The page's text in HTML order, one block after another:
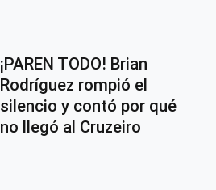
¡PAREN TODO! Brian
Rodríguez rompió el
silencio y contó por qué
no llegó al Cruzeiro